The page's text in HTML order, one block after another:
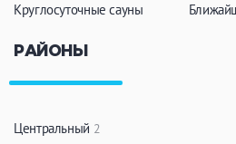
Круглосуточные сауны
РАЙОНЫ
Центральный 2